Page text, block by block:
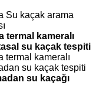
Su kaçak arama
termal kameralı
su kaçak tespiti
termal kameralı
su kaçak tespiti
su kaçağı